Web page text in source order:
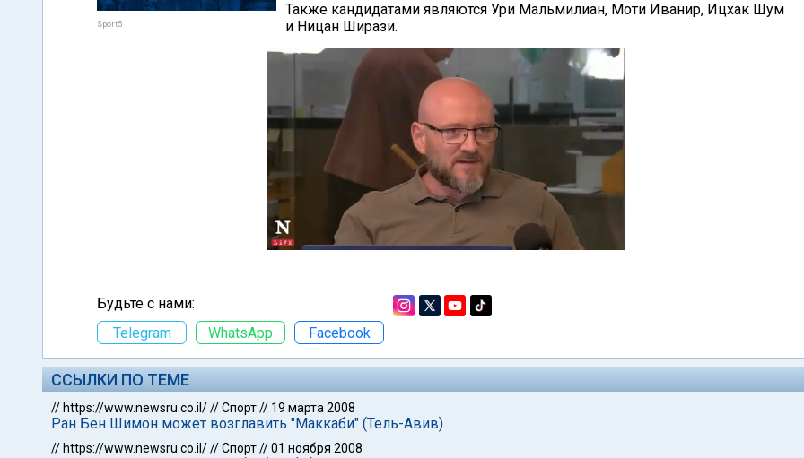
Sport5
Также кандидатами являются Ури Мальмилиан, Моти Иванир, Ицхак Шум
и Ницан Ширази.
Будьте с нами:
Telegram
WhatsApp Facebook
ССЫЛКИ ПО ТЕМЕ
// https://www.newsru.co.il///Спорт// 19 марта 2008
Ран Бен Шимон может возглавить "Маккаби" (Тель-Авив)
// https://www.newsru.co.il///Спорт//01 ноября 2008